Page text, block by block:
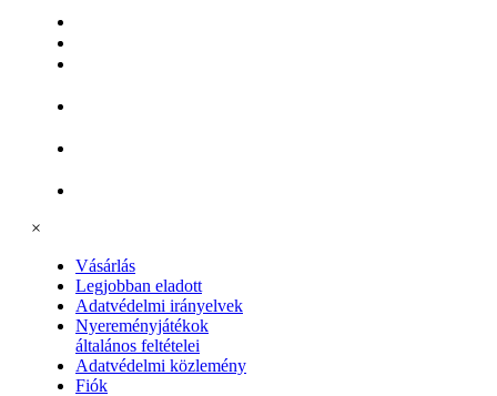
×
Vásárlás
Legjobban eladott
Adatvédelmi irányelvek
Nyereményjátékok
általános feltételei
Adatvédelmi közlemény
Fiók